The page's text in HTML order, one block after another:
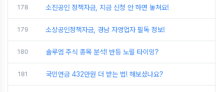
178 소진공인 정책자금, 지금 신청 안 하면 놓쳐요!
179 소상공인정책자금, 경남 자영업자 필독 정보!
180 솔루엠 주식 종목 분석! 반등 노릴 타이밍?
181 국민연금 432만원 더 받는 법! 해보셨나요?